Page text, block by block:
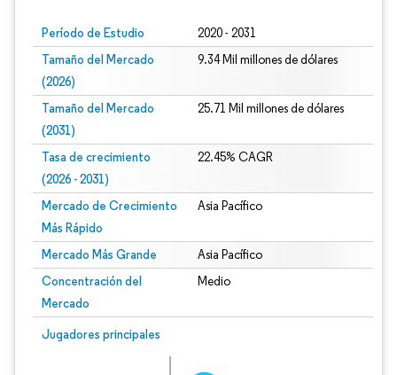
Período de Estudio 2020 - 2031
Tamaño del Mercado
(2026)
9.34 Mil millones de dólares
Tamaño del Mercado
(2031)
25.71 Mil millones de dólares
Tasa de crecimiento
(2026 - 2031)
22.45% CAGR
Mercado de Crecimiento
Más Rápido
Asia Pacífico
Mercado Más Grande Asia Pacífico
Concentración del
Mercado
Medio
Jugadores principales
Imagen © Mordor Intelligence. El uso requiere atribución según CC BY 4.0.